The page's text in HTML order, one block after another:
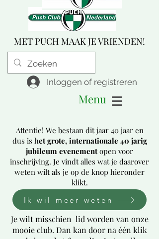
MET PUCH MAAK JE VRIENDEN!
Attentie! We bestaan dit jaar 40 jaar en
dus is het grote, internationale 40 jarig
jubileum evenementopen voor
inschrijving. Je vindt alles wat je daarover
weten wilt als je op de knop hieronder
klikt.
Ik wil meer weten
Inloggen of registreren
Je wilt misschien lid worden van onze
mooie club. Dan kan door na één klik
Menu